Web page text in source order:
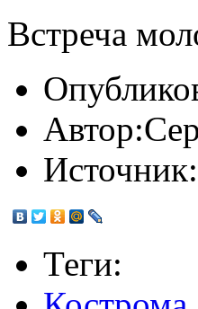
Встреча
Автор:
Источник:
Теги: